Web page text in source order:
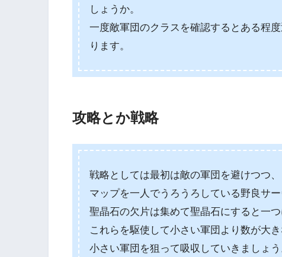
しょうか。
一度敵軍団のクラスを確認するとある程
ります。
攻略とか戦略
戦略としては最初は敵の軍団を避けつつ、
マップを一人でうろうろしている野良サ
聖晶石の欠片は集めて聖晶石にすると一
これらを駆使して小さい軍団より数が大き
小さい軍団を狙って吸収していきましょう